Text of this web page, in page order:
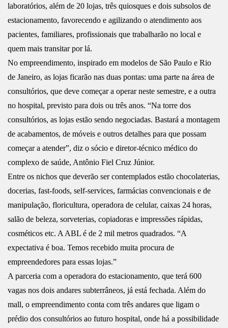
laboratórios, além de 20 lojas, três quiosques e dois subsolos de
estacionamento, favorecendo e agilizando o atendimento aos
pacientes, familiares, profissionais que trabalharão no local e
quem mais transitar por lá.
No empreendimento, inspirado em modelos de São Paulo e Rio
de Janeiro, as lojas ficarão nas duas pontas: uma parte na área de
consultórios, que deve começar a operar neste semestre, e a outra
no hospital, previsto para dois ou três anos. “Na torre dos
consultórios, as lojas estão sendo negociadas. Bastará a montagem
de acabamentos, de móveis e outros detalhes para que possam
começar a atender”, diz o sócio e diretor-técnico médico do
complexo de saúde, Antônio Fiel Cruz Júnior.
Entre os nichos que deverão ser contemplados estão chocolaterias,
docerias, fast-foods, self-services, farmácias convencionais e de
manipulação, floricultura, operadora de celular, caixas 24 horas,
salão de beleza, sorveterias, copiadoras e impressões rápidas,
cosméticos etc. A ABL é de 2 mil metros quadrados. “A
expectativa é boa. Temos recebido muita procura de
empreendedores para essas lojas.”
A parceria com a operadora do estacionamento, que terá 600
vagas nos dois andares subterrâneos, já está fechada. Além do
mall, o empreendimento conta com três andares que ligam o
prédio dos consultórios ao futuro hospital, onde há a possibilidade